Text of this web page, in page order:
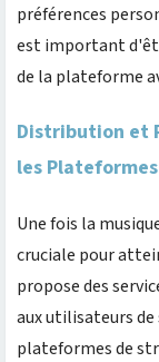
préférences
est important
de la plateforme
Distribution et
les
Une fois la
cruciale pour
propose des
aux utilisateurs
plateformes de